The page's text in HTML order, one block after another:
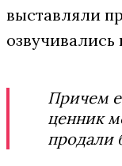
выставляли
Причем
ценник
продали